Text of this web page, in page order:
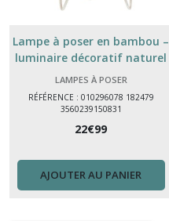
Lampe à poser en bambou –
luminaire décoratif naturel
Ø 25 cm H 27 cm
LAMPES À POSER
RÉFÉRENCE : 010296078 182479
3560239150831
22€99
AJOUTER AU PANIER